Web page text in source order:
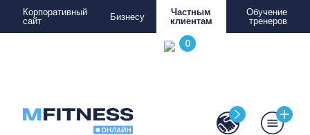
Корпоративный
сайт
Бизнесу
Частным
клиентам
Обучение
тренеров